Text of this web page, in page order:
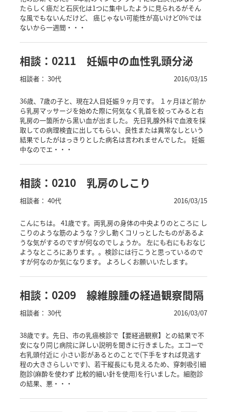
たらしく癌だと石灰化は1つに集中したように見られるがそん
な風でもないんだけど、 癌じゃない可能性が高いけど0%では
ないから一週間・・・
相談：0211 妊娠中の血性乳頭分泌
相談者： 30代 2016/03/15
36歳、7歳の子と、現在2人目妊娠９ヶ月です。 １ヶ月ほど前か
ら乳房マッサージを始めた際に何気なく乳首を絞ってみると右
乳房の一箇所から黒い血が出ました。 先日乳腺外科で血液を採
取しての病理検査に出してもらい、良性または異常なしという
結果でしたがはっきりとした病名は言われませんでした。 妊娠
中なのでエ・・・
相談：0210 乳房のしこり
相談者： 40代 2016/03/15
こんにちは。 41歳です。両乳房の身体の中央よりのところに し
こりのような筋のような？少し動くコリっとしたものがあるよ
うな気がするのですが何なのでしょうか。 左にも右にもおなじ
ようなところにあります。。検診には行こうと思っているので
すが何なのか気になります。 よろしくお願いいたします。
相談：0209 線維腺腫の経過観察間隔
相談者： 30代 2016/03/07
38歳です。先日、市の乳癌検診で【要経過観察】との結果で不
安になり同じ病院に詳しい説明を聞きに行きました。エコーで
右乳頭付近に 小さい影があるとのことで(下手をすれば見逃す
程の大きさらしいです)、若干縦長にも見えるため、穿刺吸引細
胞診(麻酔を使わず 比較的細い針を使用)を行いました。細胞診
の結果、悪・・・